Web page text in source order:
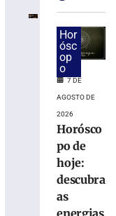
descubra
as
energias
signos
sexta-
Hor
ósc
op
o
7 DE
AGOSTO DE
2026
Horósco
po de
hoje:
descubra
as
energias